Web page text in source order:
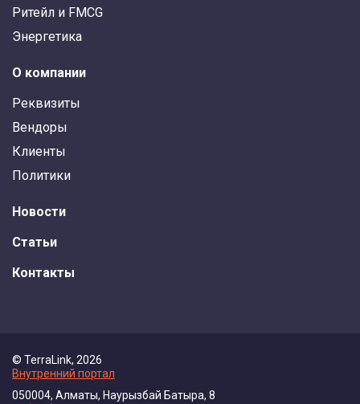
Ритейл и FMCG
Энергетика
О компании
Реквизиты
Вендоры
Клиенты
Политики
Новости
Статьи
Контакты
© TerraLink, 2026
Внутренний портал
050004, Алматы, Наурызбай Батыра, 8